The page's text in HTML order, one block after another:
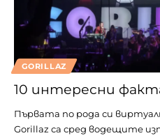
GORILLAZ
10 интересни
Първата по рода си
Gorillaz са сред водещите